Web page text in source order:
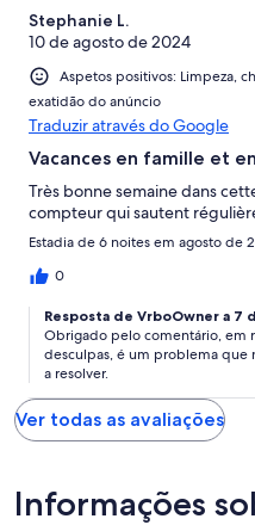
Stephanie L.
10 de agosto de 2024
Aspetos positivos: Limpeza,
exatidão do anúncio
Traduzir através do Google
Vacances en famille et
Très bonne semaine dans
compteur qui sautent
Estadia de 6 noites em agosto de
0
Resposta de VrboOwner a
Obrigado pelo comentário, em
desculpas, é um problema que
a resolver.
Ver todas as avaliações
Informações